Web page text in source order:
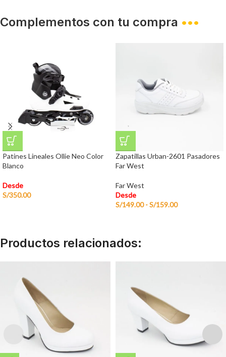
Complementos con tu compra •••
Patines Lineales Ollie Neo Color
Blanco
Desde
S/350.00
Zapatillas Urban-2601 Pasadores
Far West
Far West
Desde
S/149.00 -S/159.00
Productos relacionados: